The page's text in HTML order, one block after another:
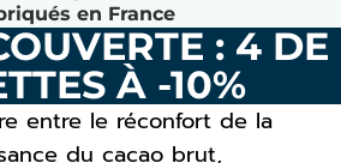
en France
: 4 DE
À -10%
entre le réconfort de la
du cacao brut,